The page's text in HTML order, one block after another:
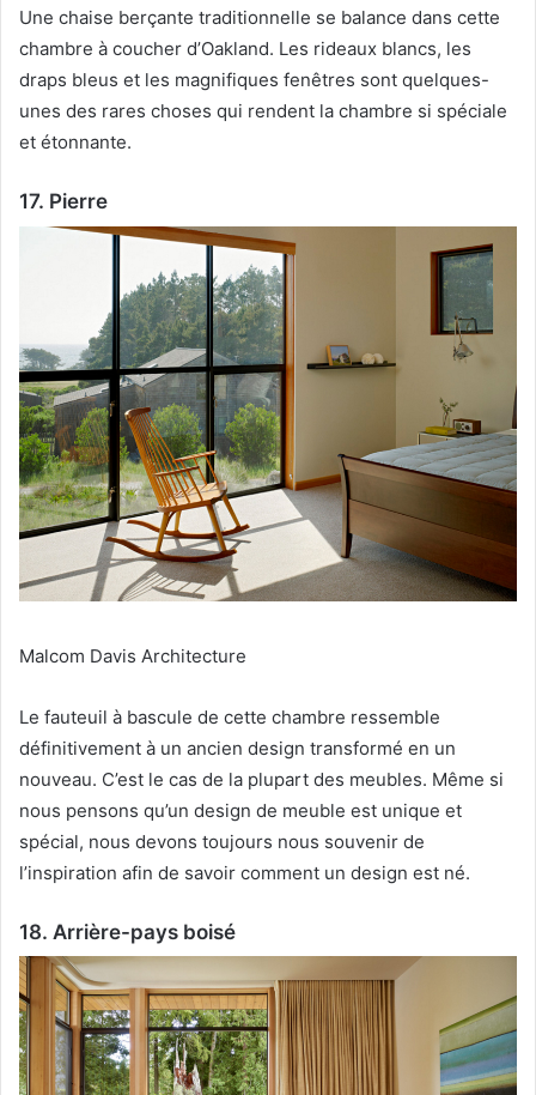
Une chaise berçante traditionnelle se balance dans cette
chambre à coucher d’Oakland. Les rideaux blancs, les
draps bleus et les magnifiques fenêtres sont quelques-
unes des rares choses qui rendent la chambre si spéciale
et étonnante.
17. Pierre
Malcom Davis Architecture
Le fauteuil à bascule de cette chambre ressemble
définitivement à un ancien design transformé en un
nouveau. C’est le cas de la plupart des meubles. Même si
nous pensons qu’un design de meuble est unique et
spécial, nous devons toujours nous souvenir de
l’inspiration afin de savoir comment un design est né.
18. Arrière-pays boisé